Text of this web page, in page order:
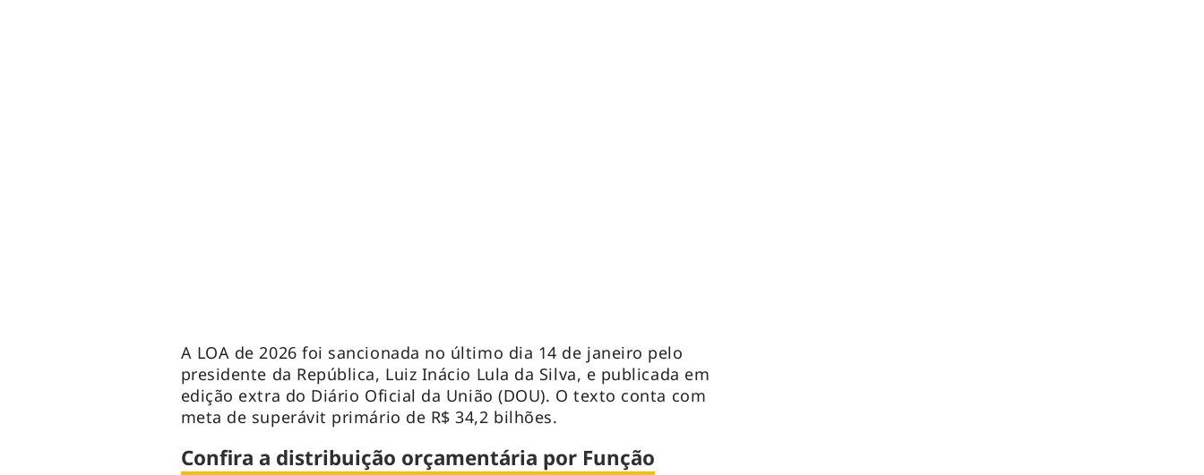
A LOA de 2026 foi sancionada no último dia 14 de janeiro pelo
presidente da República, Luiz Inácio Lula da Silva, e publicada em
edição extra do Diário Oficial da União (DOU). O texto conta com
meta de superávit primário de R$ 34,2 bilhões.
Confira a distribuição orçamentária por Função